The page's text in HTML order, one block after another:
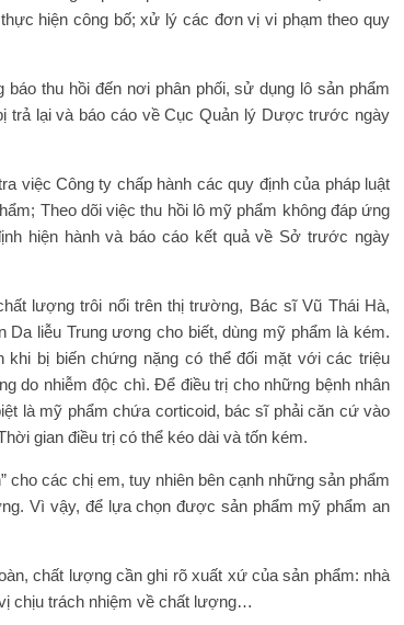
hiện công bố; xử lý các đơn vị vi phạm theo quy
thu hồi đến nơi phân phối, sử dụng lô sản phẩm
trả lại và báo cáo về Cục Quản lý Dược trước ngày
việc Công ty chấp hành các quy định của pháp luật
Theo dõi việc thu hồi lô mỹ phẩm không đáp ứng
hiện hành và báo cáo kết quả về Sở trước ngày
lượng trôi nổi trên thị trường, Bác sĩ Vũ Thái Hà,
liễu Trung ương cho biết, dùng mỹ phẩm là kém.
bị biến chứng nặng có thể đối mặt với các triệu
do nhiễm độc chì. Để điều trị cho những bệnh nhân
là mỹ phẩm chứa corticoid, bác sĩ phải căn cứ vào
gian điều trị có thể kéo dài và tốn kém.
các chị em, tuy nhiên bên cạnh những sản phẩm
Vì vậy, để lựa chọn được sản phẩm mỹ phẩm an
chất lượng cần ghi rõ xuất xứ của sản phẩm: nhà
chịu trách nhiệm về chất lượng…